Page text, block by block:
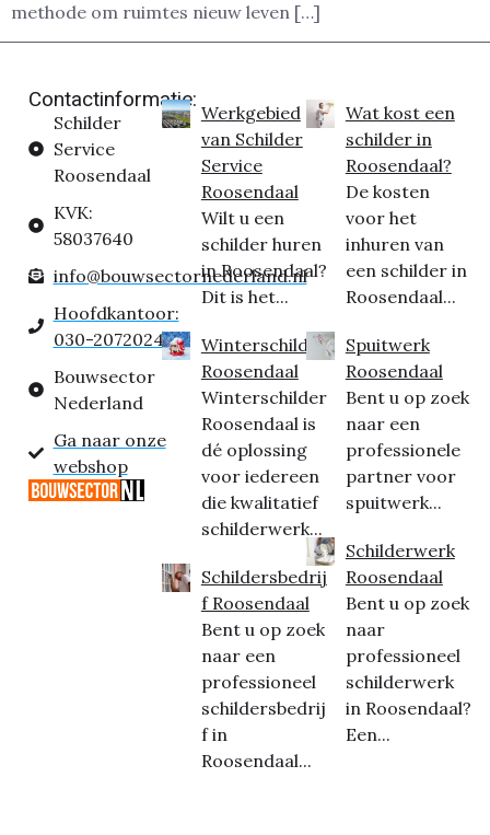
methode om ruimtes nieuw leven […]
Contactinformatie:
Schilder
Service
Roosendaal
KVK:
58037640
info@bouwsectornederland.nl
Hoofdkantoor:
030-2072024
Bouwsector
Nederland
Ga naar onze
webshop
Werkgebied
van Schilder
Service
Roosendaal
Wilt u een
schilder huren
in Roosendaal?
Dit is het...
Winterschilder
Roosendaal
Winterschilder
Roosendaal is
dé oplossing
voor iedereen
die kwalitatief
schilderwerk...
Schildersbedrij
f Roosendaal
Bent u op zoek
naar een
professioneel
schildersbedrij
f in
Roosendaal...
Wat kost een
schilder in
Roosendaal?
De kosten
voor het
inhuren van
een schilder in
Roosendaal...
Spuitwerk
Roosendaal
Bent u op zoek
naar een
professionele
partner voor
spuitwerk...
Schilderwerk
Roosendaal
Bent u op zoek
naar
professioneel
schilderwerk
in Roosendaal?
Een...